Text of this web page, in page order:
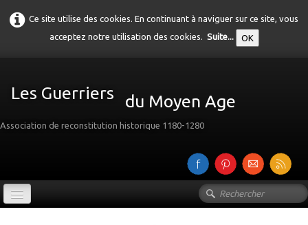
Ce site utilise des cookies. En continuant à naviguer sur ce site, vous
acceptez notre utilisation des cookies. Suite... OK
Les Guerriers du Moyen Age
Association de reconstitution historique 1180-1280